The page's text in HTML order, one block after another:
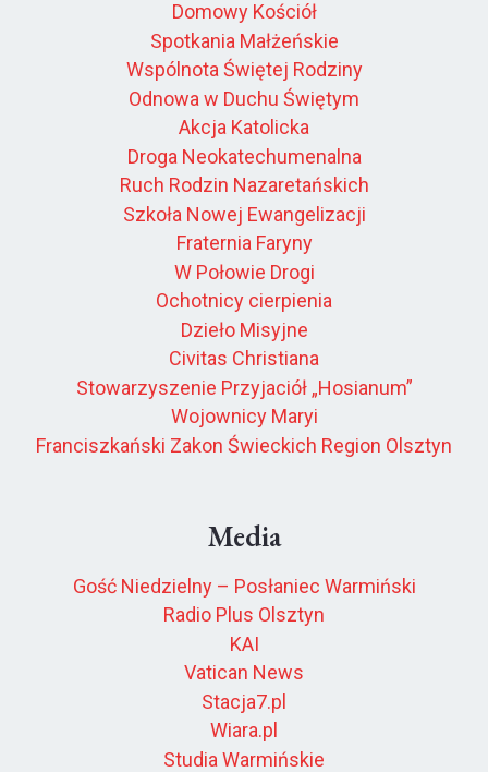
Domowy Kościół
Spotkania Małżeńskie
Wspólnota Świętej Rodziny
Odnowa w Duchu Świętym
Akcja Katolicka
Droga Neokatechumenalna
Ruch Rodzin Nazaretańskich
Szkoła Nowej Ewangelizacji
Fraternia Faryny
W Połowie Drogi
Ochotnicy cierpienia
Dzieło Misyjne
Civitas Christiana
Stowarzyszenie Przyjaciół „Hosianum”
Wojownicy Maryi
Franciszkański Zakon Świeckich Region Olsztyn
Media
Gość Niedzielny – Posłaniec Warmiński
Radio Plus Olsztyn
KAI
Vatican News
Stacja7.pl
Wiara.pl
Studia Warmińskie